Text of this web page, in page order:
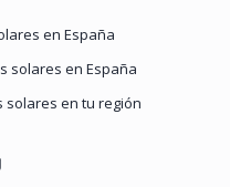
en España
solares en España
solares en tu región